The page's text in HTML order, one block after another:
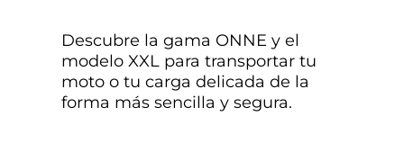
Descubre la gama ONNE y el
modelo XXL para transportar tu
moto o tu carga delicada de la
forma más sencilla y segura.